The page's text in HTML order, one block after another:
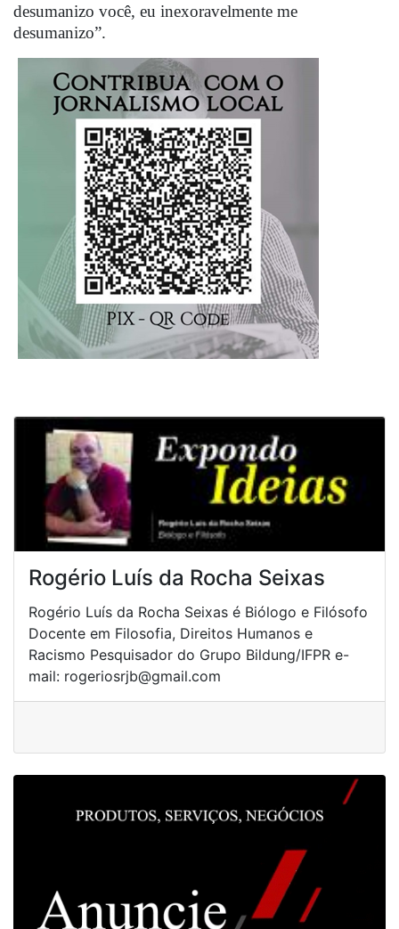
desumanizo você, eu inexoravelmente me
desumanizo”.
Rogério Luís da Rocha Seixas
Rogério Luís da Rocha Seixas é Biólogo e Filósofo
Docente em Filosofia, Direitos Humanos e
Racismo Pesquisador do Grupo Bildung/IFPR e-
mail: rogeriosrjb@gmail.com